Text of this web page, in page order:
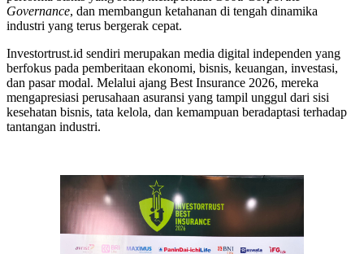
Governance, dan membangun ketahanan di tengah dinamika
industri yang terus bergerak cepat.
Investortrust.id sendiri merupakan media digital independen yang
berfokus pada pemberitaan ekonomi, bisnis, keuangan, investasi,
dan pasar modal. Melalui ajang Best Insurance 2026, mereka
mengapresiasi perusahaan asuransi yang tampil unggul dari sisi
kesehatan bisnis, tata kelola, dan kemampuan beradaptasi terhadap
tantangan industri.